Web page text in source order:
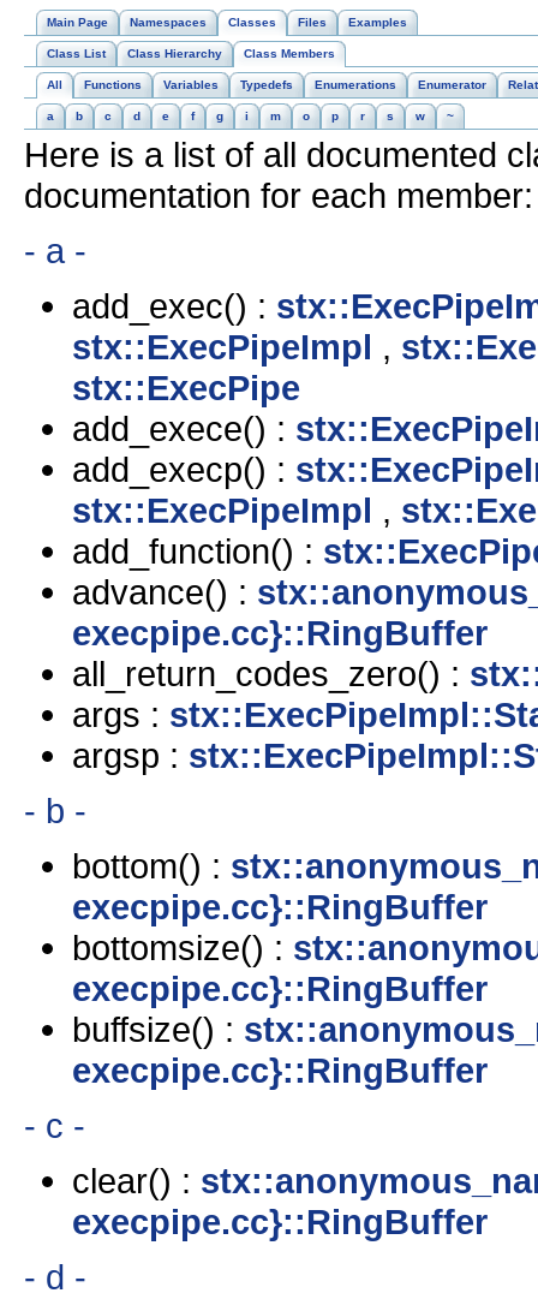
Main Page Namespaces Classes Files Examples
Class List Class Hierarchy Class Members
All Functions Variables Typedefs Enumerations Enumerator
a b c d e f g i m o p r s w ~
Here is a list of all documented
documentation for each member:
- a -
add_exec() :
stx::ExecPipeImpl ,
stx::ExecPipe
add_exece() :
add_execp() :
stx::ExecPipeImpl ,
add_function() :
advance() :
execpipe.cc}::RingBuffer
all_return_codes_zero() :
args :
argsp :
- b -
bottom() :
execpipe.cc}::RingBuffer
bottomsize() :
execpipe.cc}::RingBuffer
buffsize() :
execpipe.cc}::RingBuffer
- c -
clear() :
execpipe.cc}::RingBuffer
- d -